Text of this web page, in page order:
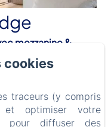
mezzanine &
2 enfants max.)
cookies
traceurs (y compris
optimiser votre
pour diffuser des